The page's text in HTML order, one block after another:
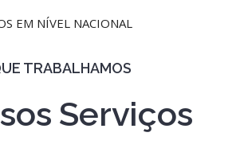
EM NÍVEL NACIONAL
TRABALHAMOS
Serviços